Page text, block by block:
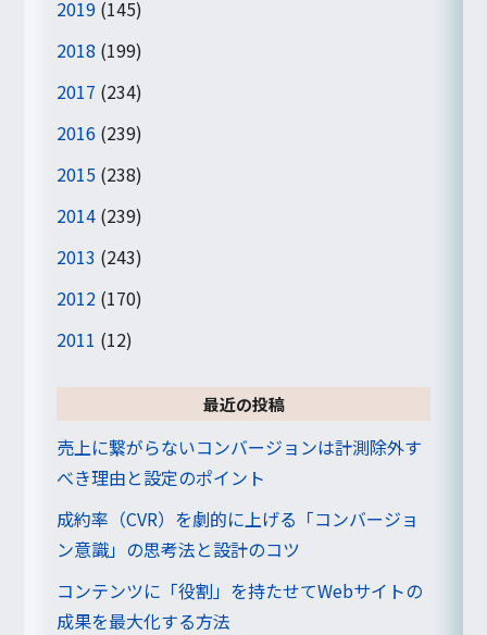
2019 (145)
2018 (199)
2017 (234)
2016 (239)
2015 (238)
2014 (239)
2013 (243)
2012 (170)
2011 (12)
最近の投稿
売上に繋がらないコンバージョンは計測除外す
べき理由と設定のポイント
成約率（CVR）を劇的に上げる「コンバージョ
ン意識」の思考法と設計のコツ
コンテンツに「役割」を持たせてWebサイトの
成果を最大化する方法